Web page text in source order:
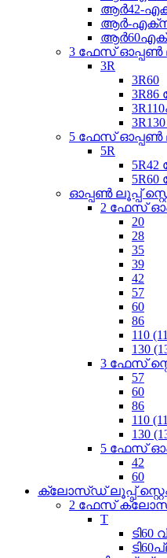
ആർ42-
ആർ-
3 ഫേസ് ഓപ്പൺ
3R
3R60
5 ഫേസ് ഓപ്പൺ
5R
ഓപ്പൺ ലൂപ്പ്
2 ഫേസ്
20
28
35
39
42
57
60
86
110
130
3 ഫേസ്
57
60
86
110
130
5 ഫേസ്
42
60
ക്ലോസ്ഡ് ലൂപ്പ്
2 ഫേസ്
T
ടി60